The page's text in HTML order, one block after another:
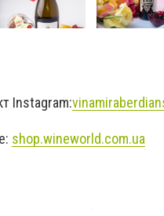
Instagram:
shop.wineworld.com.ua